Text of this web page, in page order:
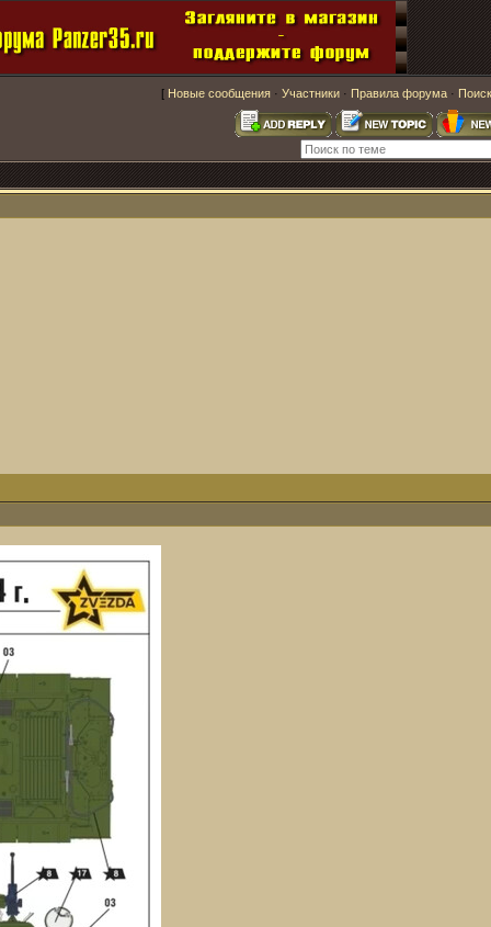
[ Новые сообщения · Участники · Правила форума · Поиск